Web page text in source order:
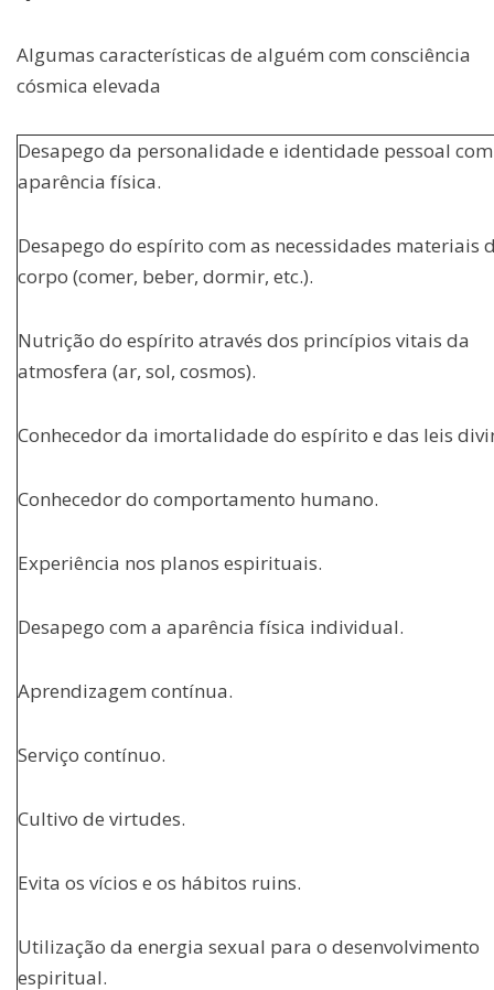
Algumas características de alguém com consciência
cósmica elevada
Desapego da personalidade e identidade pessoal
aparência física.
Desapego do espírito com as necessidades materiais
corpo (comer, beber, dormir, etc.).
Nutrição do espírito através dos princípios vitais da
atmosfera (ar, sol, cosmos).
Conhecedor da imortalidade do espírito e das leis
Conhecedor do comportamento humano.
Experiência nos planos espirituais.
Desapego com a aparência física individual.
Aprendizagem contínua.
Serviço contínuo.
Cultivo de virtudes.
Evita os vícios e os hábitos ruins.
Utilização da energia sexual para o desenvolvimento
espiritual.